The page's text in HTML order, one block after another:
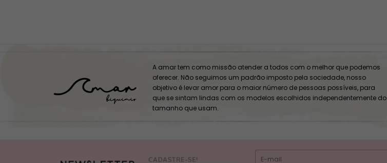
A amar tem como missão atender a todos com o melhor que podemos
oferecer. Não seguimos um padrão imposto pela sociedade, nosso
objetivo é levar amor para o maior número de pessoas possíveis, para
que se sintam lindas com os modelos escolhidos independentemente do
tamanho que usam.